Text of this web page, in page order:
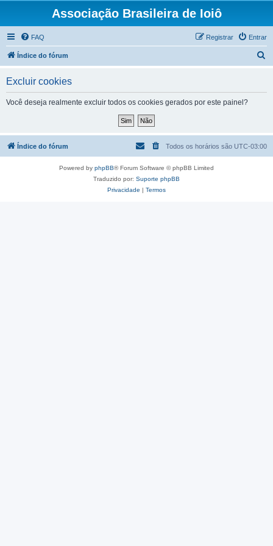
Associação Brasileira de Ioiô
FAQ Entrar
Registrar
Índice do fórum
a
Excluir cookies
Você deseja realmente excluir todos os cookies gerados por este painel?
Índice do fórum Todos os horários são UTC-03:00
Powered by phpBB® Forum Software © phpBB Limited
Traduzido por: Suporte phpBB
Privacidade | Termos